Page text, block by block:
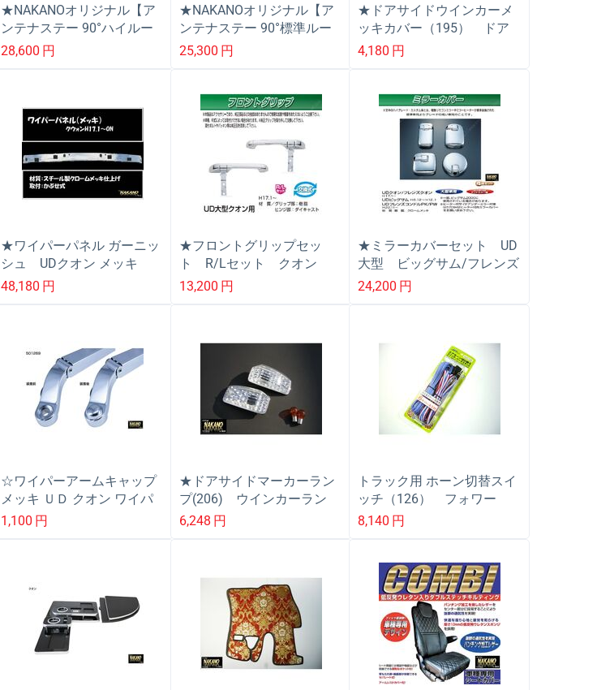
★NAKANOオリジナル【ア
ンテナステー 90°ハイルー
フ用】ＵＤ クオン専用安
28,600 円
★NAKANOオリジナル【ア
ンテナステー 90°標準ルー
フ用】ＵＤ クオン専用安
25,300 円
★ドアサイドウインカーメ
ッキカバー（195） ドア
サイドマーカーカバー UD
4,180 円
★ワイパーパネル ガーニッ
シュ UDクオン メッキ
(572194)
48,180 円
★フロントグリップセッ
ト R/Lセット クオン
用 UD大型
13,200 円
★ミラーカバーセット UD
大型 ビッグサム/フレンズ
コンドル/クオン用
24,200 円
☆ワイパーアームキャップ
メッキ ＵＤ クオン ワイパ
ーアーム根元の蓋
1,100 円
★ドアサイドマーカーラン
プ(206) ウインカーラン
プ 日産ＵＤ クオン
6,248 円
トラック用 ホーン切替スイ
ッチ（126） フォワー
ド・ビックサム・クオン・
8,140 円